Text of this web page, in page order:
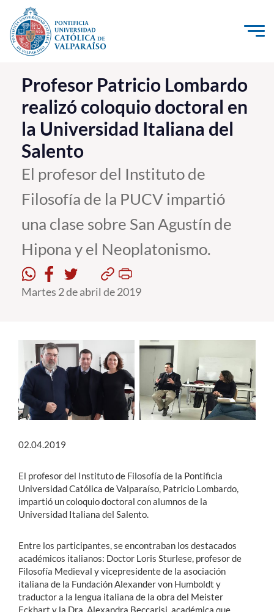
Click acá para ir directamente al contenido
La Universidad
Investigación, Creación e Innovación
PUCV Internacional
Vinculación con el Medio
Admisión
Postgrado
Formación Continua
Funcionarios
Alumni
Profesor Patricio Lombardo
realizó coloquio doctoral en
la Universidad Italiana del
Salento
El profesor del Instituto de
Filosofía de la PUCV impartió
una clase sobre San Agustín de
Hipona y el Neoplatonismo.
Martes 2 de abril de 2019
02.04.2019
El profesor del Instituto de Filosofía de la Pontificia
Universidad Católica de Valparaíso, Patricio Lombardo,
impartió un coloquio doctoral con alumnos de la
Universidad Italiana del Salento.
Entre los participantes, se encontraban los destacados
académicos italianos: Doctor Loris Sturlese, profesor de
Filosofía Medieval y vicepresidente de la asociación
italiana de la Fundación Alexander von Humboldt y
traductor a la lengua italiana de la obra del Meister
Eckhart y la Dra. Alexandra Beccarisi, académica que